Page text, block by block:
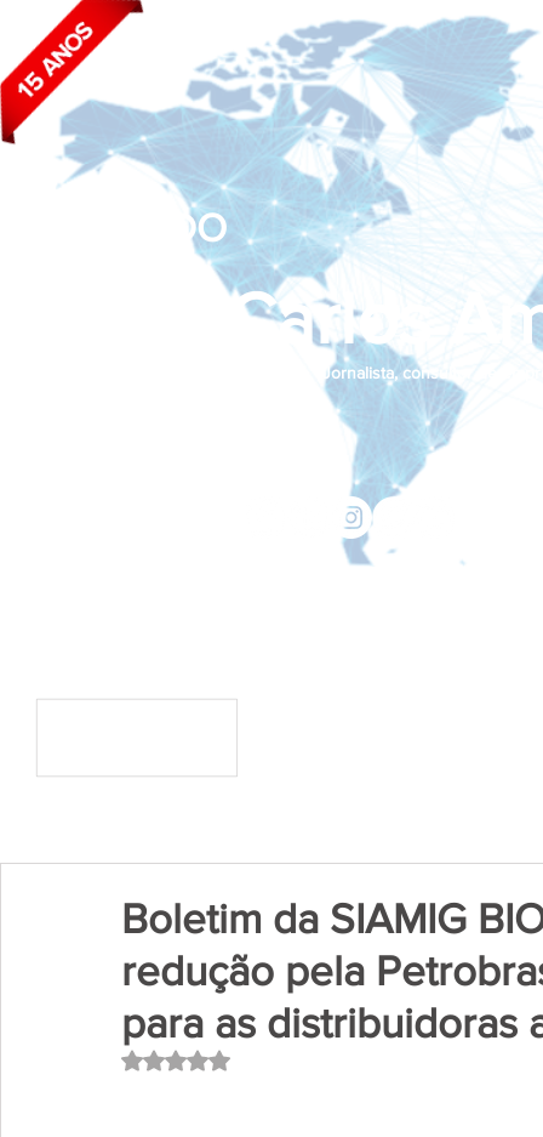
João Carlos
BLOG DO
Jornalista, consultor de
Boletim da SIAMIG
redução pela
para as distribuidoras
Avaliado com NaN de 5 estrelas.